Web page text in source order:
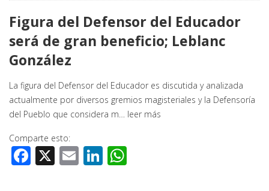
Figura del Defensor del Educador
será de gran beneficio; Leblanc
González
La figura del Defensor del Educador es discutida y analizada
actualmente por diversos gremios magisteriales y la Defensoría
del Pueblo que considera m… leer más
Comparte esto:
Facebook
X EmailLinkedIn